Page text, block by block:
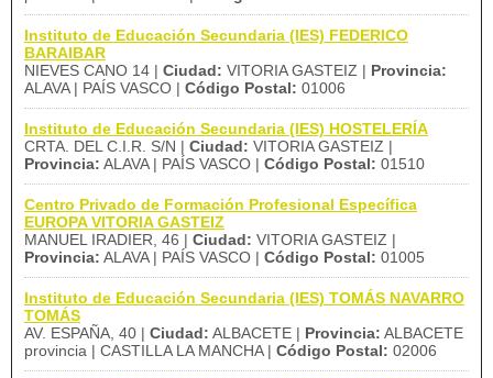
Instituto de Educación Secundaria (IES) FEDERICO
BARAIBAR
NIEVES CANO 14 | Ciudad: VITORIA GASTEIZ | Provincia:
ALAVA | PAÍS VASCO | Código Postal: 01006
Instituto de Educación Secundaria (IES) HOSTELERÍA
CRTA. DEL C.I.R. S/N | Ciudad: VITORIA GASTEIZ |
Provincia: ALAVA | PAÍS VASCO | Código Postal: 01510
Centro Privado de Formación Profesional Específica
EUROPA VITORIA GASTEIZ
MANUEL IRADIER, 46 | Ciudad: VITORIA GASTEIZ |
Provincia: ALAVA | PAÍS VASCO | Código Postal: 01005
Instituto de Educación Secundaria (IES) TOMÁS NAVARRO
TOMÁS
AV. ESPAÑA, 40 | Ciudad: ALBACETE | Provincia: ALBACETE
provincia | CASTILLA LA MANCHA | Código Postal: 02006